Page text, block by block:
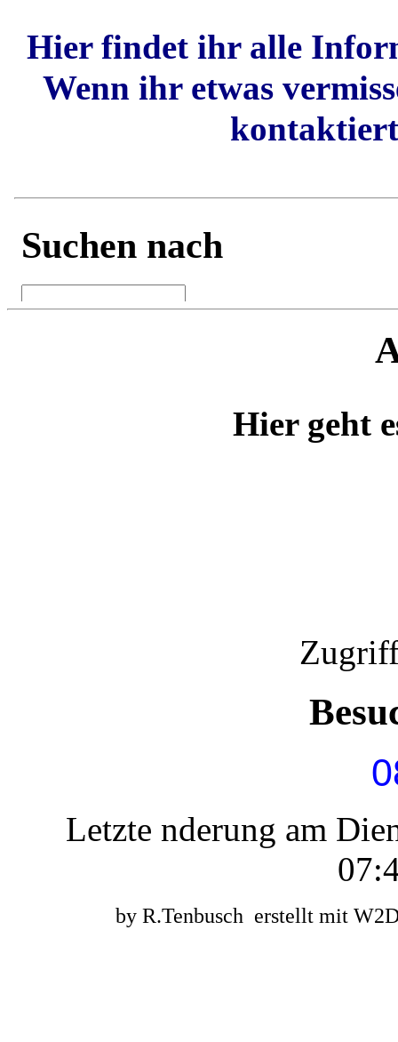
Hier geht
Letzte nderung am
by R.Tenbusch erstellt mit